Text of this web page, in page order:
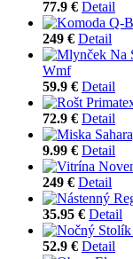
77.9 € Detail
249 € Detail
Wmf
59.9 € Detail
72.9 € Detail
9.99 € Detail
249 € Detail
35.95 € Detail
52.9 € Detail